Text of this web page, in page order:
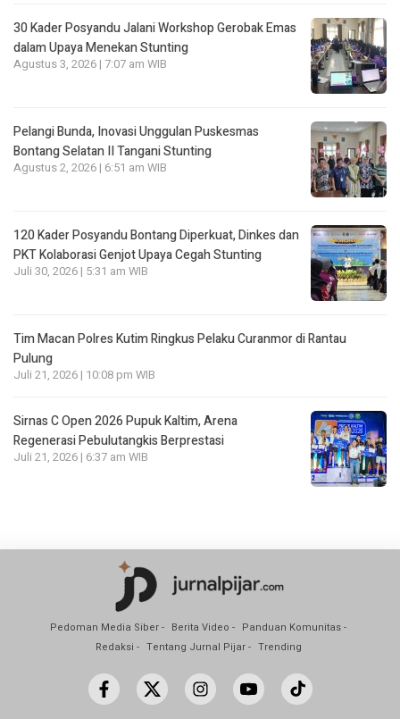
30 Kader Posyandu Jalani Workshop Gerobak Emas
dalam Upaya Menekan Stunting
Agustus 3, 2026 | 7:07 am WIB
Pelangi Bunda, Inovasi Unggulan Puskesmas
Bontang Selatan II Tangani Stunting
Agustus 2, 2026 | 6:51 am WIB
120 Kader Posyandu Bontang Diperkuat, Dinkes dan
PKT Kolaborasi Genjot Upaya Cegah Stunting
Juli 30, 2026 | 5:31 am WIB
Tim Macan Polres Kutim Ringkus Pelaku Curanmor di Rantau
Pulung
Juli 21, 2026 | 10:08 pm WIB
Sirnas C Open 2026 Pupuk Kaltim, Arena
Regenerasi Pebulutangkis Berprestasi
Juli 21, 2026 | 6:37 am WIB
Pedoman Media Siber Berita Video
Panduan Komunitas
Redaksi
Tentang Jurnal Pijar Trending